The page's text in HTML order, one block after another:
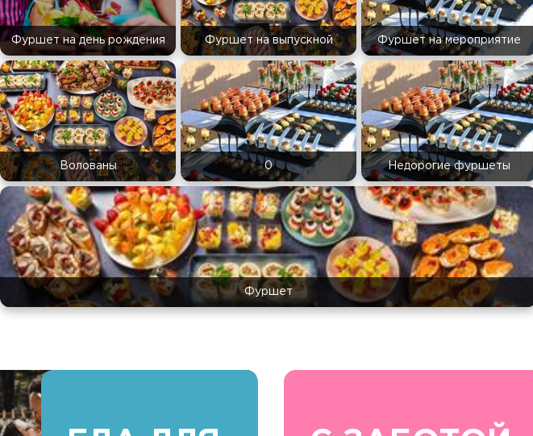
Фуршет на день рождения Фуршет на выпускной Фуршет на мероприятие
Волованы 0 Недорогие фуршеты
Фуршет